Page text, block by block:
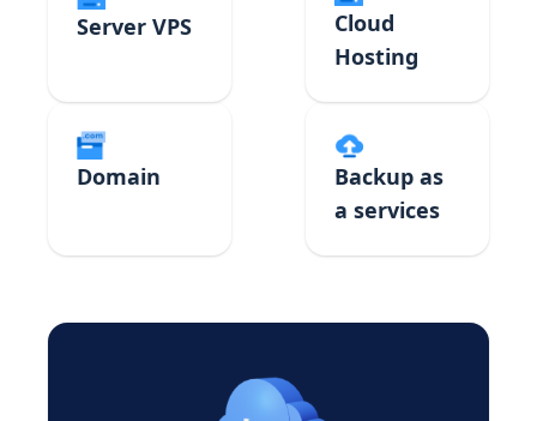
Server VPS
Cloud
Hosting
Domain
Backup as
a services